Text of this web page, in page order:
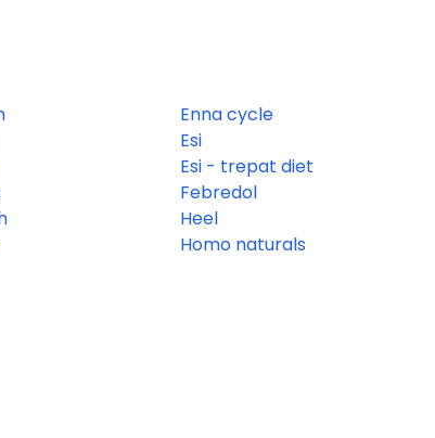
Enna cycle
Esi
Esi - trepat diet
Febredol
Heel
Homo naturals